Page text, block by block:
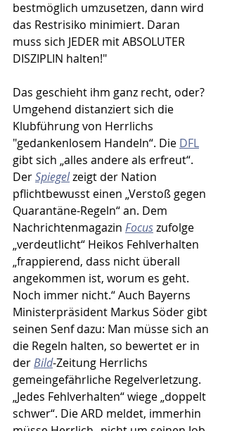
bestmöglich umzusetzen, dann wird
das Restrisiko minimiert. Daran
muss sich JEDER mit ABSOLUTER
DISZIPLIN halten!"
Das geschieht ihm ganz recht, oder?
Umgehend distanziert sich die
Klubführung von Herrlichs
"gedankenlosem Handeln“. Die DFL
gibt sich „alles andere als erfreut“.
Der Spiegel zeigt der Nation
pflichtbewusst einen „Verstoß gegen
Quarantäne-Regeln“ an. Dem
Nachrichtenmagazin Focus zufolge
„verdeutlicht“ Heikos Fehlverhalten
„frappierend, dass nicht überall
angekommen ist, worum es geht.
Noch immer nicht.“ Auch Bayerns
Ministerpräsident Markus Söder gibt
seinen Senf dazu: Man müsse sich an
die Regeln halten, so bewertet er in
der Bild-Zeitung Herrlichs
gemeingefährliche Regelverletzung.
„Jedes Fehlverhalten“ wiege „doppelt
schwer“. Die ARD meldet, immerhin